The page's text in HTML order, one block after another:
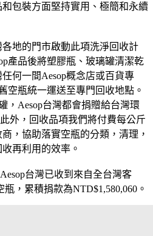
包裝方面堅持實用、極簡和永續
地的門市啟動此項洗淨回收計
產品後將塑膠瓶、玻璃罐清潔乾
何一間Aesop概念店或百貨專
空瓶統一運送至專門回收地點。
，Aesop台灣都會捐贈給台灣環
外，回收品項我們將付費每公斤
，協助落實空瓶的分類，清理，
再利用的效率。
台灣已收到來自全台灣客
，累積捐款為NTD$1,580,060。